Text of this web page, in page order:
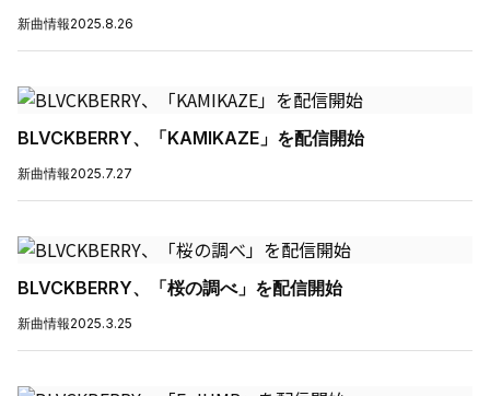
新曲情報2025.8.26
BLVCKBERRY、「KAMIKAZE」を配信開始
新曲情報2025.7.27
BLVCKBERRY、「桜の調べ」を配信開始
新曲情報2025.3.25